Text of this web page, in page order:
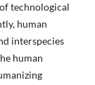
technological
human
interspecies
human